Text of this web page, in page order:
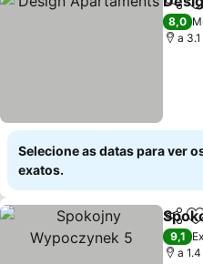
8,0
a
Selecione as datas para ver
exatos.
9,1
a